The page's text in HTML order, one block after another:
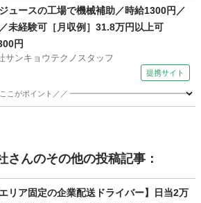
ュースの工場で機械補助／時給1300円／
未経験可［月収例］31.8万円以上可
円
サンキョウテクノスタッフ
提携サイト
のここがポイント／／ ━━━━━━━━━━━━━━━━━ ◎
さんのその他の投稿記事：
エリア固定の企業配送ドライバー】日当2万